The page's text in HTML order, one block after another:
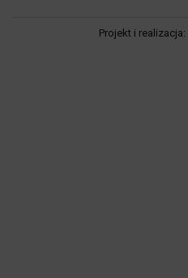
Projekt i realizacja: